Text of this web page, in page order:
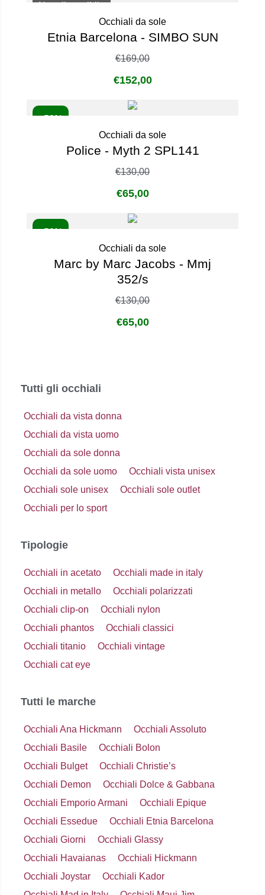
Non disponibile
Occhiali da sole
Etnia Barcelona - SIMBO SUN
€169,00
€152,00
- 50%
Occhiali da sole
Police - Myth 2 SPL141
€130,00
€65,00
- 50%
Occhiali da sole
Marc by Marc Jacobs - Mmj
352/s
€130,00
€65,00
Tutti gli occhiali
Occhiali da vista donna
Occhiali da vista uomo
Occhiali da sole donna
Occhiali da sole uomo
Occhiali vista unisex
Occhiali sole unisex
Occhiali sole outlet
Occhiali per lo sport
Tipologie
Occhiali in acetato
Occhiali made in italy
Occhiali in metallo
Occhiali polarizzati
Occhiali clip-on
Occhiali nylon
Occhiali phantos
Occhiali classici
Occhiali titanio
Occhiali vintage
Occhiali cat eye
Tutti le marche
Occhiali Ana Hickmann
Occhiali Assoluto
Occhiali Basile
Occhiali Bolon
Occhiali Bulget
Occhiali Christie’s
Occhiali Demon
Occhiali Dolce & Gabbana
Occhiali Emporio Armani
Occhiali Epique
Occhiali Essedue
Occhiali Etnia Barcelona
Occhiali Giorni
Occhiali Glassy
Occhiali Havaianas
Occhiali Hickmann
Occhiali Joystar
Occhiali Kador